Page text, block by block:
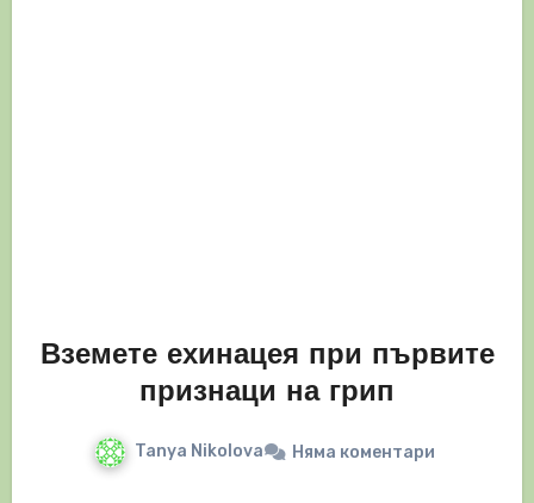
Вземете ехинацея при първите
признаци на грип
Tanya Nikolova Няма коментари